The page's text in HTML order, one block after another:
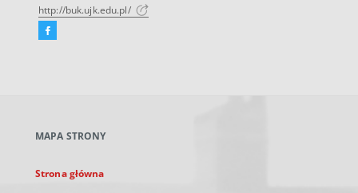
http://buk.ujk.edu.pl/
Facebook
karcie
MAPA STRONY
Strona główna